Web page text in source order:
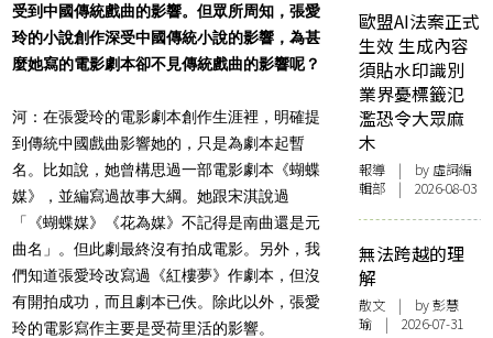
受到中國傳統戲曲的影響。但眾所周知，張愛
玲的小說創作深受中國傳統小說的影響，為甚
麼她寫的電影劇本卻不見傳統戲曲的影響呢？
河：在張愛玲的電影劇本創作生涯裡，明確提
到傳統中國戲曲影響她的，只是為劇本起暫
名。比如說，她曾構思過一部電影劇本《蝴蝶
媒》，並編寫過故事大綱。她跟宋淇說過
「《蝴蝶媒》《花為媒》不記得是南曲還是元
曲名」。但此劇最終沒有拍成電影。另外，我
們知道張愛玲改寫過《紅樓夢》作劇本，但沒
有開拍成功，而且劇本已佚。除此以外，張愛
玲的電影寫作主要是受荷里活的影響。
歐盟AI法案正式
生效 生成內容
須貼水印識別
業界憂標籤氾
濫恐令大眾麻
木
報導 | by 虛詞編
輯部 | 2026-08-03
無法跨越的理
解
散文 | by 彭慧
瑜 | 2026-07-31